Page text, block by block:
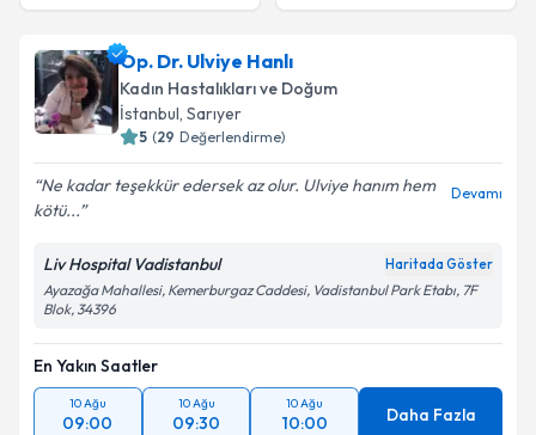
Op. Dr. Ulviye Hanlı
Kadın Hastalıkları ve Doğum
İstanbul, Sarıyer
5 (29 Değerlendirme)
Ne kadar teşekkür edersek az olur. Ulviye hanım hem
kötü...
Devamı
Liv Hospital Vadistanbul Haritada Göster
Ayazağa Mahallesi, Kemerburgaz Caddesi, Vadistanbul Park Etabı, 7F
Blok, 34396
En Yakın Saatler
10 Ağu
09:00
10 Ağu
09:30
10 Ağu
10:00 Daha Fazla